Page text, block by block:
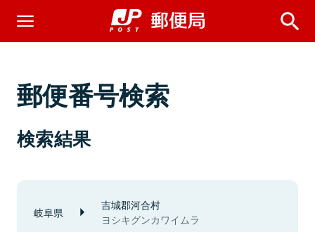
郵便番号検索
検索結果
岐阜県 吉城郡河合村
ヨシキグンカワイムラ